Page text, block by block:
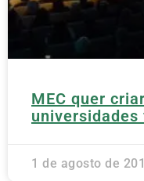
MEC quer
universidades
1 de agosto de